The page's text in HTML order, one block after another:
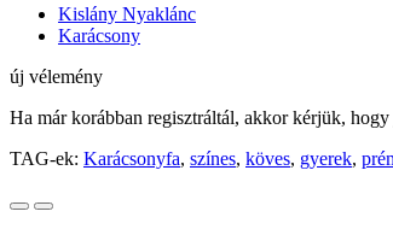
Kislány Nyaklánc
Karácsony
új vélemény
Ha már korábban regisztráltál, akkor kérjük, hogy
TAG-ek: Karácsonyfa, színes, köves, gyerek,